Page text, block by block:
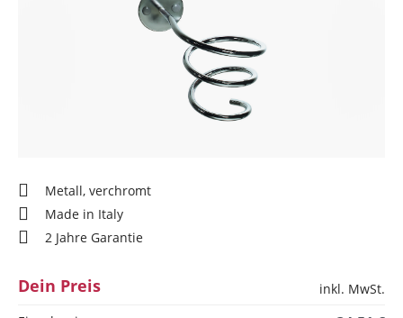
Metall, verchromt
Made in Italy
2 Jahre Garantie
Dein Preis
inkl. MwSt.